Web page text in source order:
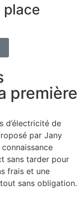
place
première
d’électricité de
par Jany
sans tarder pour
frais et une
sans obligation.